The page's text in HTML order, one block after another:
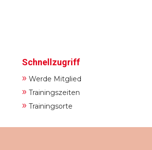
Schnellzugriff
» Werde Mitglied
» Trainingszeiten
» Trainingsorte